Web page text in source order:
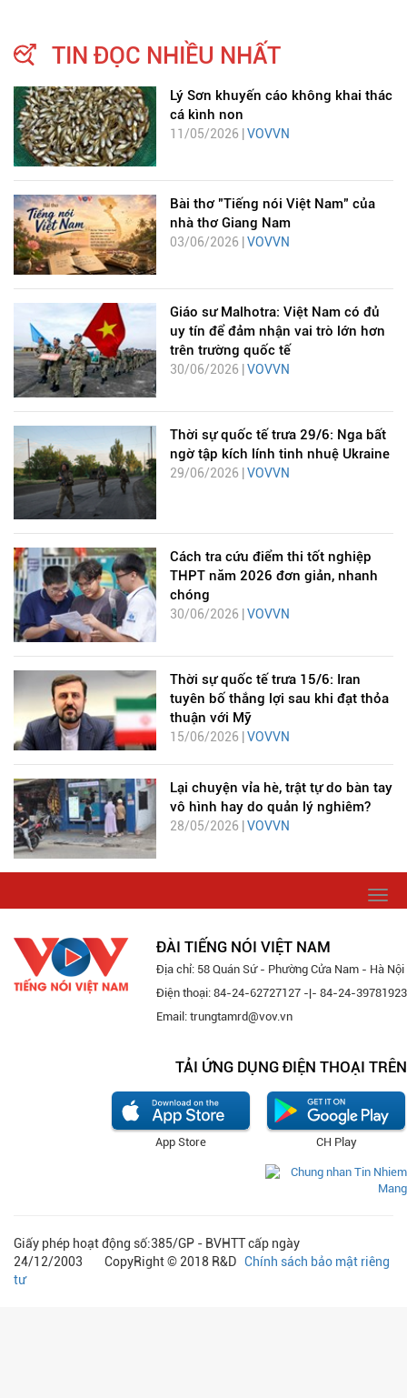
TIN ĐỌC NHIỀU NHẤT
Lý Sơn khuyến cáo không khai thác
cá kình non
11/05/2026 | VOVVN
Bài thơ "Tiếng nói Việt Nam" của
nhà thơ Giang Nam
03/06/2026 | VOVVN
Giáo sư Malhotra: Việt Nam có đủ
uy tín để đảm nhận vai trò lớn hơn
trên trường quốc tế
30/06/2026 | VOVVN
Thời sự quốc tế trưa 29/6: Nga bất
ngờ tập kích lính tinh nhuệ Ukraine
29/06/2026 | VOVVN
Cách tra cứu điểm thi tốt nghiệp
THPT năm 2026 đơn giản, nhanh
chóng
30/06/2026 | VOVVN
Thời sự quốc tế trưa 15/6: Iran
tuyên bố thắng lợi sau khi đạt thỏa
thuận với Mỹ
15/06/2026 | VOVVN
Lại chuyện vỉa hè, trật tự do bàn tay
vô hình hay do quản lý nghiêm?
28/05/2026 | VOVVN
ĐÀI TIẾNG NÓI VIỆT NAM
Địa chỉ: 58 Quán Sứ - Phường Cửa Nam - Hà Nội
Điện thoại: 84-24-62727127 -|- 84-24-39781923
Email: trungtamrd@vov.vn
TẢI ỨNG DỤNG ĐIỆN THOẠI TRÊN
CH Play
App Store
Giấy phép hoạt động số:385/GP - BVHTT cấp ngày
24/12/2003 CopyRight © 2018 R&D Chính sách bảo mật riêng
tư